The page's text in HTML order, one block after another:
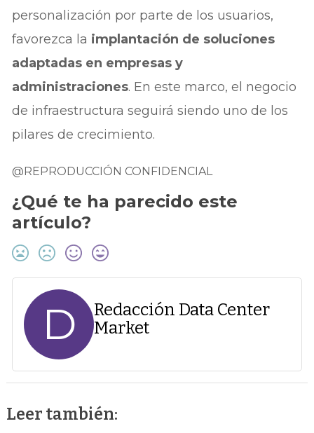
personalización por parte de los usuarios,
favorezca la implantación de soluciones
adaptadas en empresas y
administraciones. En este marco, el negocio
de infraestructura seguirá siendo uno de los
pilares de crecimiento.
@REPRODUCCIÓN CONFIDENCIAL
¿Qué te ha parecido este
artículo?
D
Redacción Data Center
Market
Leer también: